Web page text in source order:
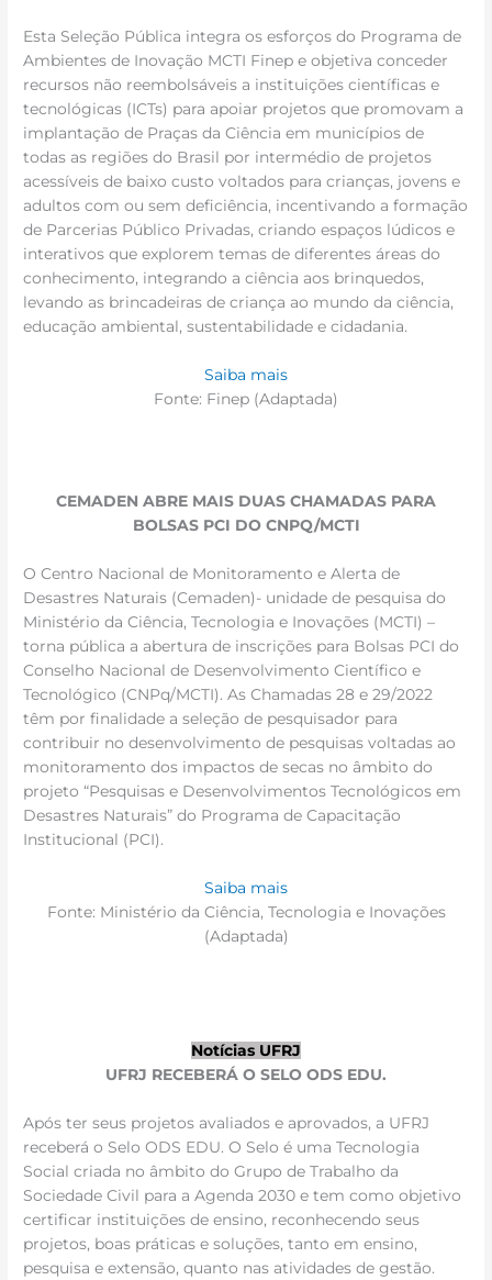
Esta Seleção Pública integra os esforços do Programa de
Ambientes de Inovação MCTI Finep e objetiva conceder
recursos não reembolsáveis a instituições científicas e
tecnológicas (ICTs) para apoiar projetos que promovam a
implantação de Praças da Ciência em municípios de
todas as regiões do Brasil por intermédio de projetos
acessíveis de baixo custo voltados para crianças, jovens e
adultos com ou sem deficiência, incentivando a formação
de Parcerias Público Privadas, criando espaços lúdicos e
interativos que explorem temas de diferentes áreas do
conhecimento, integrando a ciência aos brinquedos,
levando as brincadeiras de criança ao mundo da ciência,
educação ambiental, sustentabilidade e cidadania.
Saiba mais
Fonte: Finep (Adaptada)
CEMADEN ABRE MAIS DUAS CHAMADAS PARA
BOLSAS PCI DO CNPQ/MCTI
O Centro Nacional de Monitoramento e Alerta de
Desastres Naturais (Cemaden)- unidade de pesquisa do
Ministério da Ciência, Tecnologia e Inovações (MCTI) –
torna pública a abertura de inscrições para Bolsas PCI do
Conselho Nacional de Desenvolvimento Científico e
Tecnológico (CNPq/MCTI). As Chamadas 28 e 29/2022
têm por finalidade a seleção de pesquisador para
contribuir no desenvolvimento de pesquisas voltadas ao
monitoramento dos impactos de secas no âmbito do
projeto “Pesquisas e Desenvolvimentos Tecnológicos em
Desastres Naturais” do Programa de Capacitação
Institucional (PCI).
Saiba mais
Fonte: Ministério da Ciência, Tecnologia e Inovações
(Adaptada)
Notícias UFRJ
UFRJ RECEBERÁ O SELO ODS EDU.
Após ter seus projetos avaliados e aprovados, a UFRJ
receberá o Selo ODS EDU. O Selo é uma Tecnologia
Social criada no âmbito do Grupo de Trabalho da
Sociedade Civil para a Agenda 2030 e tem como objetivo
certificar instituições de ensino, reconhecendo seus
projetos, boas práticas e soluções, tanto em ensino,
pesquisa e extensão, quanto nas atividades de gestão.